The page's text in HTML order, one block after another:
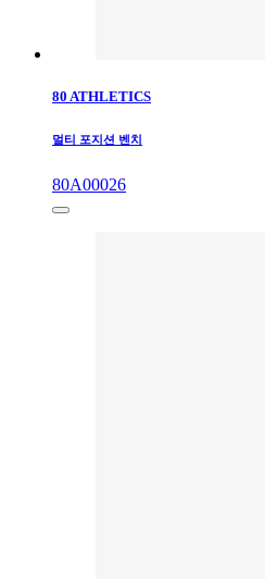
80 ATHLETICS
멀티 포지션 벤치
80A00026